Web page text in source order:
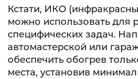
Кстати, ИКО
можно использовать для
специфических задач.
автомастерской или
обеспечить обогрев
места, установив